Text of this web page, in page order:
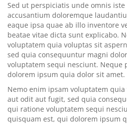
Sed ut perspiciatis unde omnis
accusantium doloremque
eaque ipsa quae ab illo inventore
beatae vitae dicta sunt explicabo.
voluptatem quia voluptas sit
sed quia consequuntur magni
voluptatem sequi nesciunt. Neque
dolorem ipsum quia dolor sit amet.
Nemo enim ipsam voluptatem
aut odit aut fugit, sed quia
qui ratione voluptatem sequi
quisquam est, qui dolorem ipsum